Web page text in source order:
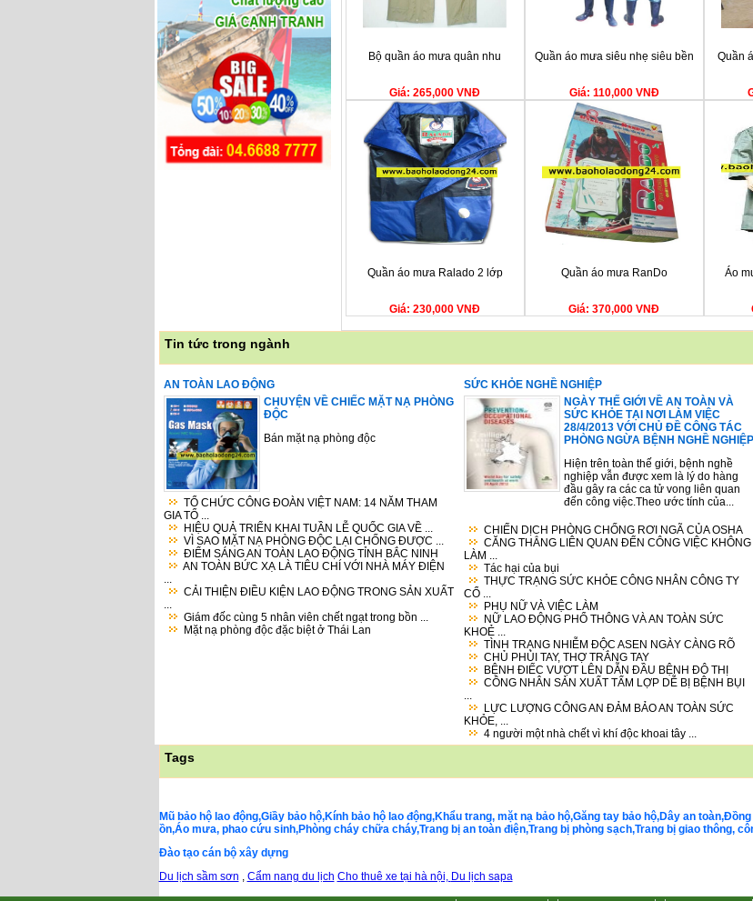
Bộ quần áo mưa quân nhu
Giá: 265,000 VNĐ
Quần áo mưa siêu nhẹ siêu bền
Giá: 110,000 VNĐ
Quần
Quần áo mưa Ralado 2 lớp
Giá: 230,000 VNĐ
Quần áo mưa RanDo
Giá: 370,000 VNĐ
Áo
Tin tức trong ngành
AN TOÀN LAO ĐỘNG
CHUYỆN VỀ CHIẾC MẶT NẠ PHÒNG
ĐỘC
Bán mặt nạ phòng độc
TỔ CHỨC CÔNG ĐOÀN VIỆT NAM: 14 NĂM THAM
GIA TỔ ...
HIỆU QUẢ TRIỂN KHAI TUẦN LỄ QUỐC GIA VỀ ...
VÌ SAO MẶT NẠ PHÒNG ĐỘC LẠI CHỐNG ĐƯỢC ...
ĐIỂM SÁNG AN TOÀN LAO ĐỘNG TỈNH BẮC NINH
AN TOÀN BỨC XẠ LÀ TIÊU CHÍ VỚI NHÀ MÁY ĐIỆN
CẢI THIỆN ĐIỀU KIỆN LAO ĐỘNG TRONG SẢN XUẤT
Giám đốc cùng 5 nhân viên chết ngạt trong bồn ...
Mặt nạ phòng độc đặc biệt ở Thái Lan
SỨC KHỎE NGHỀ NGHIỆP
NGÀY THẾ GIỚI VỀ AN TOÀN VÀ
SỨC KHỎE TẠI NƠI LÀM VIỆC
28/4/2013 VỚI CHỦ ĐỀ CÔNG TÁC
PHÒNG NGỪA BỆNH NGHỀ NGHIỆP
Hiện trên toàn thế giới, bệnh nghề
nghiệp vẫn được xem là lý do hàng
đầu gây ra các ca tử vong liên quan
đến công việc.Theo ước tính của...
CHIẾN DỊCH PHÒNG CHỐNG RƠI NGÃ CỦA OSHA
CĂNG THẲNG LIÊN QUAN ĐẾN CÔNG VIỆC KHÔNG
LÀM ...
Tác hại của bụi
THỰC TRẠNG SỨC KHỎE CÔNG NHÂN CÔNG TY
CỔ ...
PHỤ NỮ VÀ VIỆC LÀM
NỮ LAO ĐỘNG PHỔ THÔNG VÀ AN TOÀN SỨC
KHOẺ ...
TÌNH TRẠNG NHIỄM ĐỘC ASEN NGÀY CÀNG RÕ
CHỦ PHỦI TAY, THỢ TRẮNG TAY
BỆNH ĐIẾC VƯỢT LÊN DẪN ĐẦU BỆNH ĐÔ THỊ
CÔNG NHÂN SẢN XUẤT TẤM LỢP DỄ BỊ BỆNH BỤI
LỰC LƯỢNG CÔNG AN ĐẢM BẢO AN TOÀN SỨC
KHỎE, ...
4 người một nhà chết vì khí độc khoai tây ...
Tags
Mũ bảo hộ lao động,Giầy bảo hộ,Kính bảo hộ lao động,Khẩu trang, mặt nạ bảo hộ,Găng tay bảo hộ,Dây an
ồn,Áo mưa, phao cứu sinh,Phòng cháy chữa cháy,Trang bị an toàn điện,Trang bị phòng sạch,Trang bị giao thông,
Đào tạo cán bộ xây dựng
Du lịch sầm sơn
Cẩm nang du lịch Cho thuê xe tại hà nội, Du lịch sapa